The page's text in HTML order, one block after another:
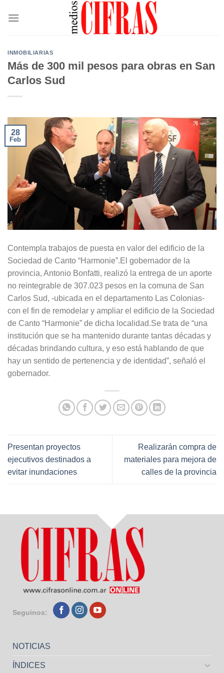
INMOBILIARIAS
Más de 300 mil pesos para obras en San
Carlos Sud
28
Feb
Contempla trabajos de puesta en valor del edificio de la
Sociedad de Canto “Harmonie”.El gobernador de la
provincia, Antonio Bonfatti, realizó la entrega de un aporte
no reintegrable de 307.023 pesos en la comuna de San
Carlos Sud, -ubicada en el departamento Las Colonias-
con el fin de remodelar y ampliar el edificio de la Sociedad
de Canto “Harmonie” de dicha localidad.Se trata de “una
institución que se ha mantenido durante tantas décadas y
décadas brindando cultura, y eso está hablando de que
hay un sentido de pertenencia y de identidad”, señaló el
gobernador.
Presentan proyectos
ejecutivos destinados a
evitar inundaciones
Realizarán compra de
materiales para mejora de
calles de la provincia
Seguinos:
NOTICIAS
ÍNDICES